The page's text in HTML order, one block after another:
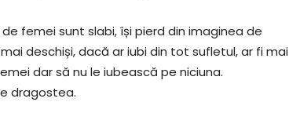
femei sunt slabi, își pierd din imaginea de
deschiși, dacă ar iubi din tot sufletul, ar fi mai
dar să nu le iubească pe niciuna.
dragostea.